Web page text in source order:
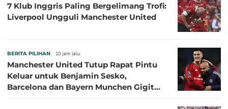
7 Klub Inggris Paling Bergelimang Trofi:
Liverpool Ungguli Manchester United
BERITA PILIHAN 10 jam lalu
Manchester United Tutup Rapat Pintu
Keluar untuk Benjamin Sesko,
Barcelona dan Bayern Munchen Gigit